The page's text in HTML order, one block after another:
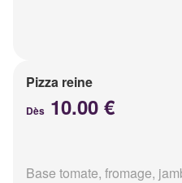
Pizza reine
Dès 10.00 €
Base tomate, fromage,